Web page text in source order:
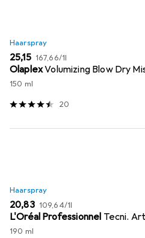
Haarspray
EUR
25,15 EUR
167,66/1l
OlaplexVolumizing Blow Dry
150 ml
20
Haarspray
EUR
20,83 EUR
109,64/1l
L'Oréal Professionnel Tecni.
190 ml